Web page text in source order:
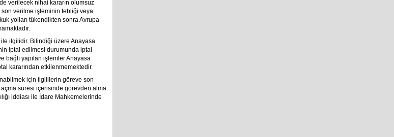
verilecek nihai kararın olumsuz
verilme işleminin tebliği veya
yolları tükendikten sonra Avrupa
ile ilgilidir. Bilindiği üzere Anayasa
iptal edilmesi durumunda iptal
bağlı yapılan işlemler Anayasa
kararından etkilenmemektedir.
için ilgililerin göreve son
süresi içerisinde görevden alma
iddiası ile İdare Mahkemelerinde